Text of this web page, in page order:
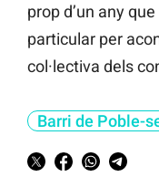
prop d’un any
particular per
col·lectiva dels
Barri de Poble-